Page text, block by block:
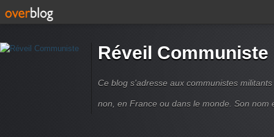
Réveil Communiste
Ce blog s'adresse aux communistes
non, en France ou dans le monde. Son nom